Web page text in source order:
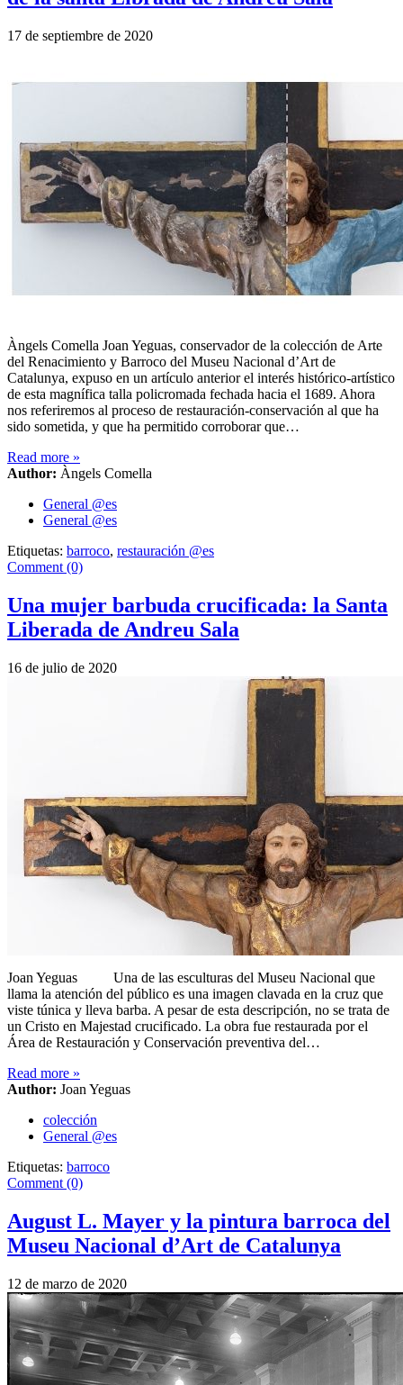
17 de septiembre de 2020
Àngels Comella Joan Yeguas, conservador de la colección de Arte
del Renacimiento y Barroco del Museu Nacional d’Art de
Catalunya, expuso en un artículo anterior el interés histórico-artístico
de esta magnífica talla policromada fechada hacia el 1689. Ahora
nos referiremos al proceso de restauración-conservación al que ha
sido sometida, y que ha permitido corroborar que…
Read more »
Author: Àngels Comella
General @es
General @es
Etiquetas: barroco, restauración @es
Comment (0)
Una mujer barbuda crucificada: la Santa
Liberada de Andreu Sala
16 de julio de 2020
Joan Yeguas Una de las esculturas del Museu Nacional que
llama la atención del público es una imagen clavada en la cruz que
viste túnica y lleva barba. A pesar de esta descripción, no se trata de
un Cristo en Majestad crucificado. La obra fue restaurada por el
Área de Restauración y Conservación preventiva del…
Read more »
Author: Joan Yeguas
colección
General @es
Etiquetas: barroco
Comment (0)
August L. Mayer y la pintura barroca del
Museu Nacional d’Art de Catalunya
12 de marzo de 2020